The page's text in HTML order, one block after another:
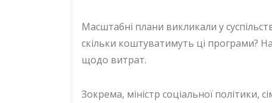
Масштабні плани викликали у
скільки коштуватимуть ці програми?
щодо витрат.
Зокрема, міністр соціальної політики,